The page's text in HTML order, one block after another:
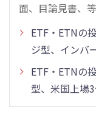
面、目論見書、
ETF・ETNの
ジ型、インバ
ETF・ETNの
型、米国上場